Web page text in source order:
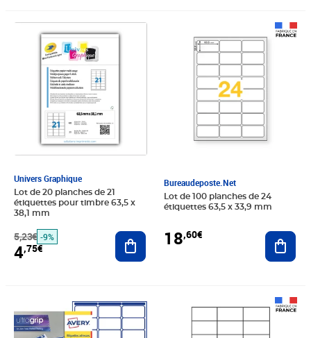
Univers Graphique
Lot de 20 planches de 21
étiquettes pour timbre 63,5 x
38,1 mm
5,23€
Prix barré 5,23€
-9%
4,75€
Prix 4,75€
Ajouter au panier
Bureaudeposte.net
Lot de 100 planches de 24
étiquettes 63,5 x 33,9 mm
18,60€
Prix 19,99€